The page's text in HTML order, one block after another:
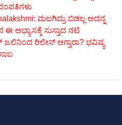
ಮಲಗಿದ್ರು ಬಿಡಲ್ಲ ಅದನ್ನ
ಅಭ್ಯಾಸಕ್ಕೆ ಸುಸ್ತಾದ ನಟಿ
ಜಲಿನಿಂದ ರಿಲೀಸ್ ಆಗ್ತಾರಾ? ಭವಿಷ್ಯ